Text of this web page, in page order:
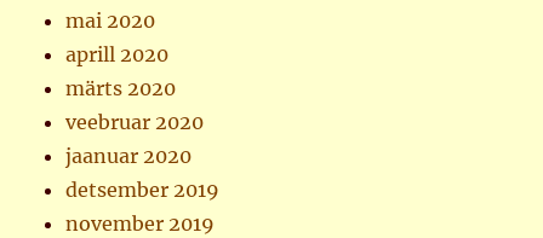
mai 2020
aprill 2020
märts 2020
veebruar 2020
jaanuar 2020
detsember 2019
november 2019